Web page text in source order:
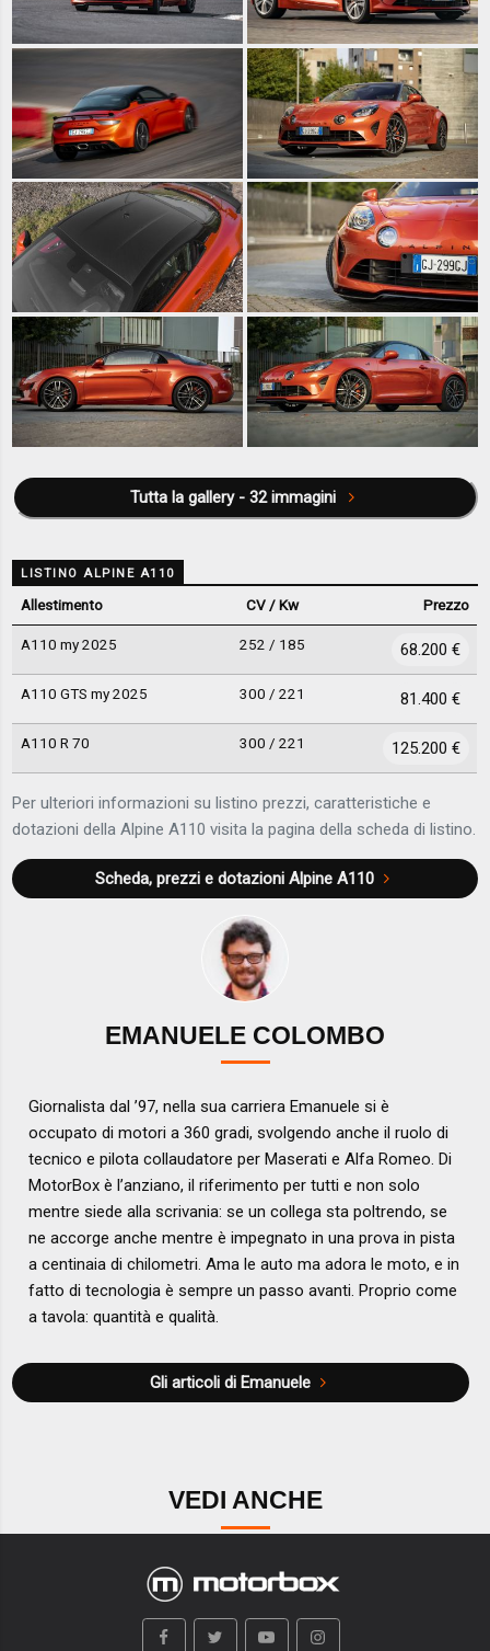
Tutta la gallery - 32 immagini
LISTINO ALPINE A110
Allestimento CV / Kw Prezzo
A110 my 2025 252 / 185 68.200 €
A110 GTS my 2025 300 / 221 81.400 €
A110 R 70 300 / 221 125.200 €
Per ulteriori informazioni su listino prezzi, caratteristiche e
dotazioni della Alpine A110 visita la pagina della scheda di listino.
Scheda, prezzi e dotazioniAlpine A110
EMANUELE COLOMBO
Giornalista dal ’97, nella sua carriera Emanuele si è
occupato di motori a 360 gradi, svolgendo anche il ruolo di
tecnico e pilota collaudatore per Maserati e Alfa Romeo. Di
MotorBox è l’anziano, il riferimento per tutti e non solo
mentre siede alla scrivania: se un collega sta poltrendo, se
ne accorge anche mentre è impegnato in una prova in pista
a centinaia di chilometri. Ama le auto ma adora le moto, e in
fatto di tecnologia è sempre un passo avanti. Proprio come
a tavola: quantità e qualità.
Gli articoli di Emanuele
VEDI ANCHE